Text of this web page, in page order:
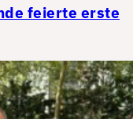
feierte erste